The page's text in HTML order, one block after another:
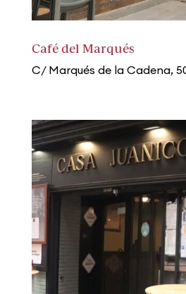
Café del Marqués
C/ Marqués de la Cadena,